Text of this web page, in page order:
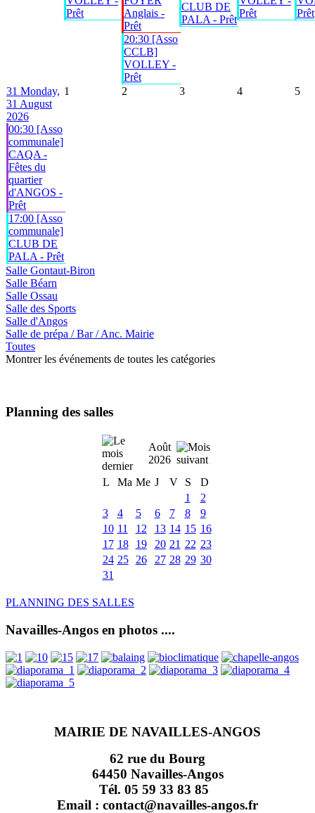
Prêt
Anglais -
Prêt
20:30 [Asso
CCLB]
VOLLEY -
Prêt
CLUB DE
PALA - Prêt
Prêt
Prêt
31 Monday,
31 August
2026
00:30 [Asso
communale]
CAQA -
Fêtes du
quartier
d'ANGOS -
Prêt
17:00 [Asso
communale]
CLUB DE
PALA - Prêt
1 2 3 4 5
Salle Gontaut-Biron
Salle Béarn
Salle Ossau
Salle des Sports
Salle d'Angos
Salle de prépa / Bar / Anc. Mairie
Toutes
Montrer les événements de toutes les catégories
Planning des salles
Août
2026
L
Ma Me J V S
D
1
2
3
4 5 6 7 8
9
10 11 12 13 14 15 16
17 18 19 20 21 22 23
24 25 26 27 28 29 30
31
PLANNING DES SALLES
Navailles-Angos en photos ....
MAIRIE DE NAVAILLES-ANGOS
62 rue du Bourg
64450 Navailles-Angos
Tél. 05 59 33 83 85
Email : contact@navailles-angos.fr